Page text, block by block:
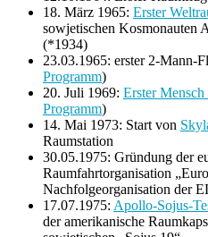
18. März 1965: Erster
sowjetischen Kosmonauten
(*1934)
23.03.1965: erster 2-Mann-
Programm)
20. Juli 1969: Erster
Programm)
14. Mai 1973: Start von
Raumstation
30.05.1975: Gründung der
Raumfahrtorganisation
Nachfolgeorganisation der
17.07.1975: Apollo-Sojus-
der amerikanische